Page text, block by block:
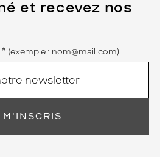
et recevez nos
* (exemple : nom@mail.com)
M'INSCRIS